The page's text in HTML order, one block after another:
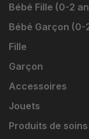
Bébé Fille (0-2
Bébé Garçon (0-
Fille
Garçon
Accessoires
Jouets
Produits de soins